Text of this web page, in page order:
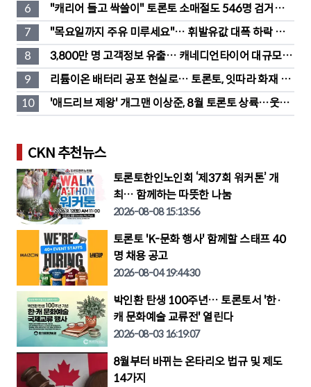
6
"캐리어 들고 싹쓸이" 토론토 소매절도 546명 검거…
훔친 물건 재유통
7
"목요일까지 주유 미루세요"… 휘발유값 대폭 하락 예
고
8
3,800만 명 고객정보 유출… 캐네디언타이어 대규모 집
단소송 직면
9
리튬이온 배터리 공포 현실로… 토론토, 잇따라 화재 발
생
10
'애드리브 제왕' 개그맨 이상준, 8월 토론토 상륙…웃음
폭탄 예고
CKN 추천뉴스
토론토한인노인회 ‘제37회 워커톤’ 개
최… 함께하는 따뜻한 나눔
2026-08-08 15:13:56
토론토 'K-문화 행사' 함께할 스태프 40
명 채용 공고
2026-08-04 19:44:30
박인환 탄생 100주년… 토론토서 '한·
캐 문화예술 교류전' 열린다
2026-08-03 16:19:07
8월부터 바뀌는 온타리오 법규 및 제도
14가지